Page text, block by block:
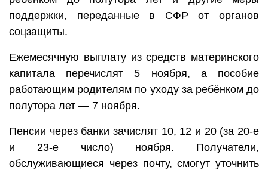
поддержки, переданные в СФР от органов
соцзащиты.
Ежемесячную выплату из средств материнского
капитала перечислят 5 ноября, а пособие
работающим родителям по уходу за ребёнком до
полутора лет — 7 ноября.
Пенсии через банки зачислят 10, 12 и 20 (за 20-е
и 23-е число) ноября. Получатели,
обслуживающиеся через почту, смогут уточнить